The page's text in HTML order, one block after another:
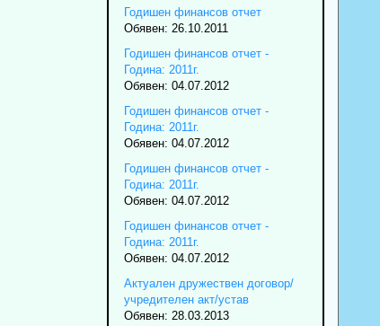
Годишен финансов отчет
Обявен: 26.10.2011
Годишен финансов отчет -
Година: 2011г.
Обявен: 04.07.2012
Годишен финансов отчет -
Година: 2011г.
Обявен: 04.07.2012
Годишен финансов отчет -
Година: 2011г.
Обявен: 04.07.2012
Годишен финансов отчет -
Година: 2011г.
Обявен: 04.07.2012
Актуален дружествен договор/
учредителен акт/устав
Обявен: 28.03.2013